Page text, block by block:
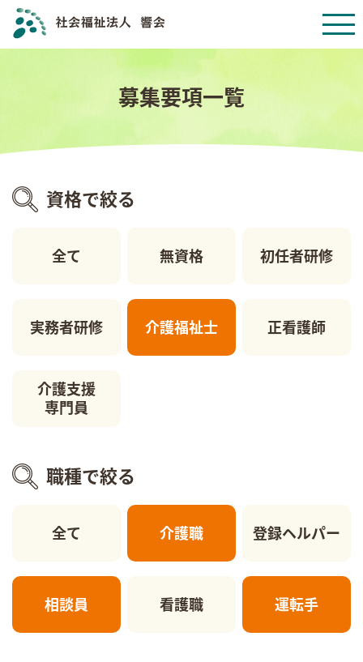
募集要項一覧
資格で絞る
全て 無資格 初任者研修
実務者研修 介護福祉士 正看護師
介護支援
専門員
職種で絞る
全て 介護職 登録ヘルパー
相談員 看護職 運転手